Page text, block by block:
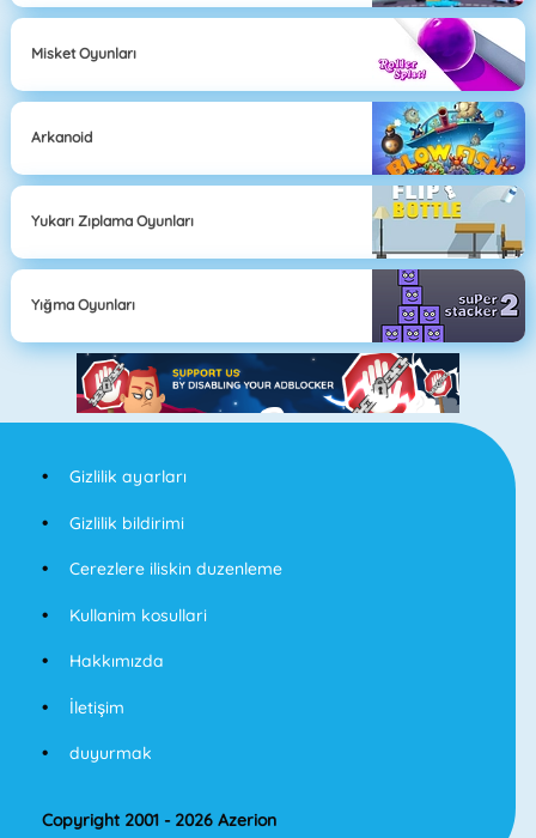
Misket Oyunları
Arkanoid
Yukarı Zıplama Oyunları
Yığma Oyunları
Gizlilik ayarları
Gizlilik bildirimi
Cerezlere iliskin duzenleme
Kullanim kosullari
Hakkımızda
İletişim
duyurmak
Copyright 2001 - 2026 Azerion